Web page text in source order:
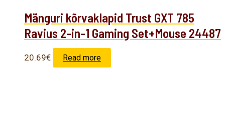
Mänguri kõrvaklapid Trust GXT 785
Ravius 2-in-1 Gaming Set+Mouse 24487
20.69€ Read more